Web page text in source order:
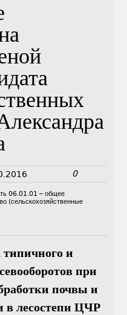
0
06.01.01 – общее
(сельскохозяйственные
типичного и
при
почвы и
в лесостепи ЦЧР